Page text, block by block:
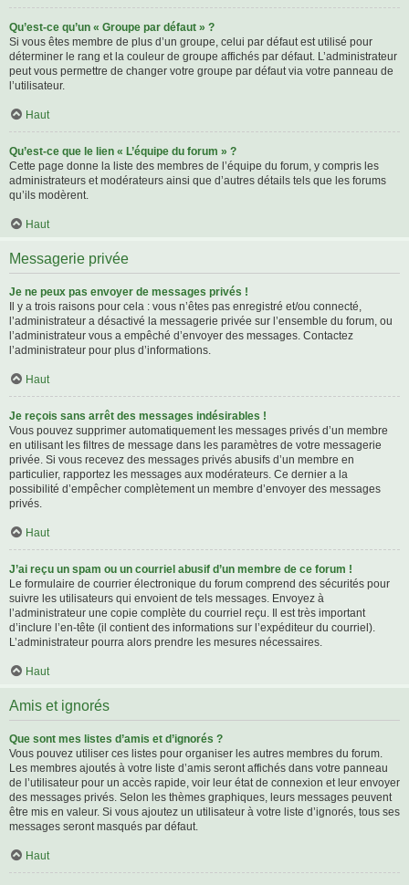
Qu’est-ce qu’un « Groupe par défaut » ?
Si vous êtes membre de plus d’un groupe, celui par défaut est utilisé pour
déterminer le rang et la couleur de groupe affichés par défaut. L’administrateur
peut vous permettre de changer votre groupe par défaut via votre panneau de
l’utilisateur.
Haut
Qu’est-ce que le lien « L’équipe du forum » ?
Cette page donne la liste des membres de l’équipe du forum, y compris les
administrateurs et modérateurs ainsi que d’autres détails tels que les forums
qu’ils modèrent.
Haut
Messagerie privée
Je ne peux pas envoyer de messages privés !
Il y a trois raisons pour cela : vous n’êtes pas enregistré et/ou connecté,
l’administrateur a désactivé la messagerie privée sur l’ensemble du forum, ou
l’administrateur vous a empêché d’envoyer des messages. Contactez
l’administrateur pour plus d’informations.
Haut
Je reçois sans arrêt des messages indésirables !
Vous pouvez supprimer automatiquement les messages privés d’un membre
en utilisant les filtres de message dans les paramètres de votre messagerie
privée. Si vous recevez des messages privés abusifs d’un membre en
particulier, rapportez les messages aux modérateurs. Ce dernier a la
possibilité d’empêcher complètement un membre d’envoyer des messages
privés.
Haut
J’ai reçu un spam ou un courriel abusif d’un membre de ce forum !
Le formulaire de courrier électronique du forum comprend des sécurités pour
suivre les utilisateurs qui envoient de tels messages. Envoyez à
l’administrateur une copie complète du courriel reçu. Il est très important
d’inclure l’en-tête (il contient des informations sur l’expéditeur du courriel).
L’administrateur pourra alors prendre les mesures nécessaires.
Haut
Amis et ignorés
Que sont mes listes d’amis et d’ignorés ?
Vous pouvez utiliser ces listes pour organiser les autres membres du forum.
Les membres ajoutés à votre liste d’amis seront affichés dans votre panneau
de l’utilisateur pour un accès rapide, voir leur état de connexion et leur envoyer
des messages privés. Selon les thèmes graphiques, leurs messages peuvent
être mis en valeur. Si vous ajoutez un utilisateur à votre liste d’ignorés, tous ses
messages seront masqués par défaut.
Haut